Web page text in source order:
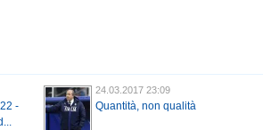
-
24.03.2017 23:09
Quantità, non qualità